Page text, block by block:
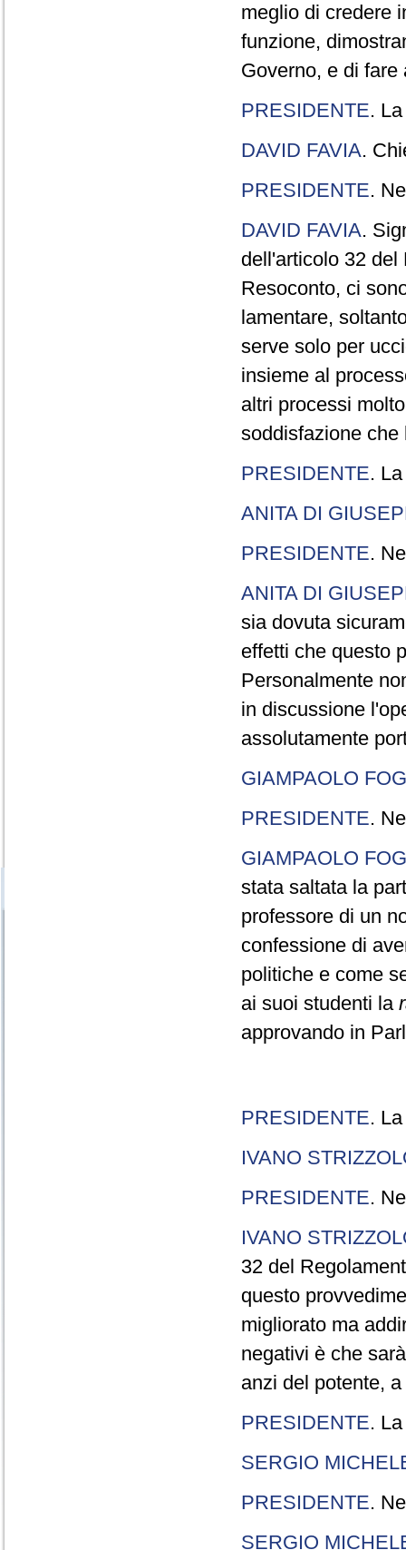
meglio di credere
funzione,
Governo, e di
PRESIDENTE.
DAVID FAVIA.
PRESIDENTE.
DAVID FAVIA.
dell'articolo 32 del
Resoconto, ci
lamentare,
serve solo per
insieme al
altri processi
soddisfazione che
PRESIDENTE.
ANITA DI
PRESIDENTE.
ANITA DI
sia dovuta
effetti che questo
Personalmente
in discussione
assolutamente
GIAMPAOLO
PRESIDENTE.
GIAMPAOLO
stata saltata la
professore di un
confessione di
politiche e come
ai suoi studenti la
approvando in
PRESIDENTE.
IVANO
PRESIDENTE.
IVANO
32 del
questo
migliorato ma
negativi è che
anzi del potente,
PRESIDENTE.
SERGIO
PRESIDENTE.
SERGIO